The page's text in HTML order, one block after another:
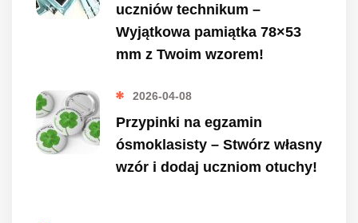
uczniów technikum –
Wyjątkowa pamiątka 78×53
mm z Twoim wzorem!
2026-04-08
Przypinki na egzamin
ósmoklasisty – Stwórz własny
wzór i dodaj uczniom otuchy!